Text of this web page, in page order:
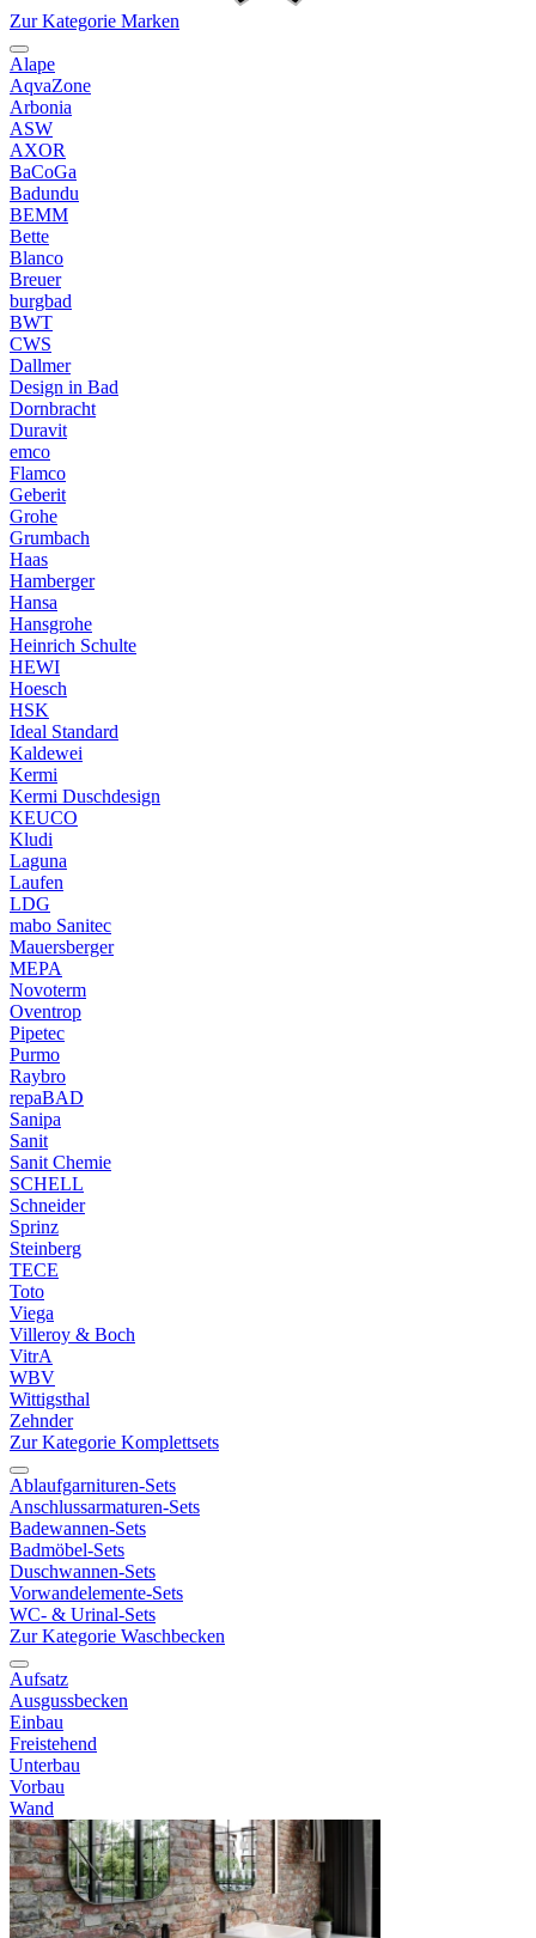
Zur Kategorie Marken
Alape
AqvaZone
Arbonia
ASW
AXOR
BaCoGa
Badundu
BEMM
Bette
Blanco
Breuer
burgbad
BWT
CWS
Dallmer
Design in Bad
Dornbracht
Duravit
emco
Flamco
Geberit
Grohe
Grumbach
Haas
Hamberger
Hansa
Hansgrohe
Heinrich Schulte
HEWI
Hoesch
HSK
Ideal Standard
Kaldewei
Kermi
Kermi Duschdesign
KEUCO
Kludi
Laguna
Laufen
LDG
mabo Sanitec
Mauersberger
MEPA
Novoterm
Oventrop
Pipetec
Purmo
Raybro
repaBAD
Sanipa
Sanit
Sanit Chemie
SCHELL
Schneider
Sprinz
Steinberg
TECE
Toto
Viega
Villeroy & Boch
VitrA
WBV
Wittigsthal
Zehnder
Zur Kategorie Komplettsets
Ablaufgarnituren-Sets
Anschlussarmaturen-Sets
Badewannen-Sets
Badmöbel-Sets
Duschwannen-Sets
Vorwandelemente-Sets
WC- & Urinal-Sets
Zur Kategorie Waschbecken
Aufsatz
Ausgussbecken
Einbau
Freistehend
Unterbau
Vorbau
Wand